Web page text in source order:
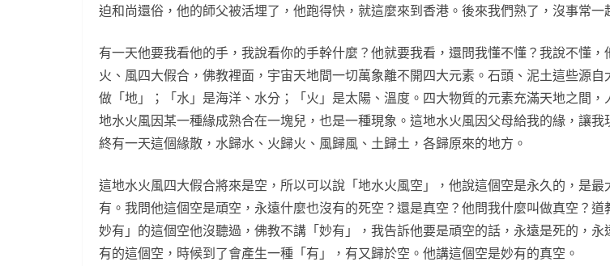
迫和尚還俗，他的師父被活埋了，他跑得快，就這麼來到香港。後來我們熟了，沒事常一
有一天他要我看他的手，我說看你的手幹什麼？他就要我看，還問我懂不懂？我說不懂，
火、風四大假合，佛教裡面，宇宙天地間一切萬象離不開四大元素。石頭、泥土這些源自
做「地」；「水」是海洋、水分；「火」是太陽、溫度。四大物質的元素充滿天地之間，
地水火風因某一種緣成熟合在一塊兒，也是一種現象。這地水火風因父母給我的緣，讓我
終有一天這個緣散，水歸水、火歸火、風歸風、土歸土，各歸原來的地方。
這地水火風四大假合將來是空，所以可以說「地水火風空」，他說這個空是永久的，是最
有。我問他這個空是頑空，永遠什麼也沒有的死空？還是真空？他問我什麼叫做真空？道
妙有」的這個空他沒聽過，佛教不講「妙有」，我告訴他要是頑空的話，永遠是死的，永
有的這個空，時候到了會產生一種「有」，有又歸於空。他講這個空是妙有的真空。